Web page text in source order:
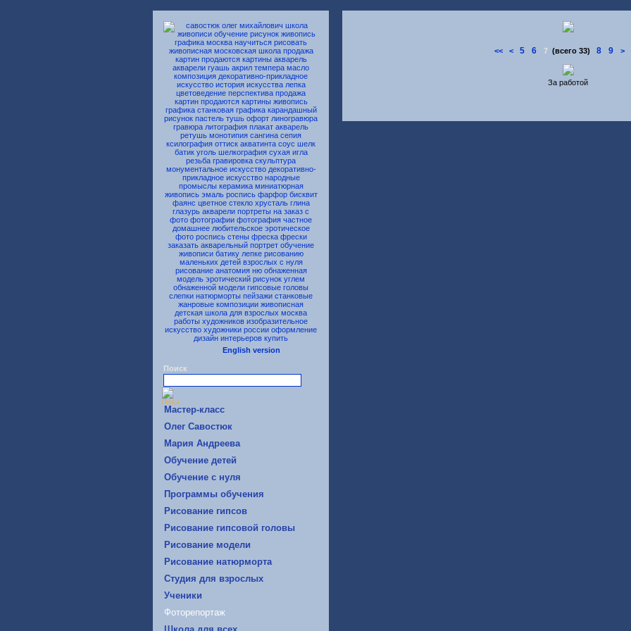
English version
Поиск
Mастер-класс
Oлег Савостюк
Мария Андреева
Обучение детей
Обучение с нуля
Программы обучения
Рисование гипсов
Рисование гипсовой головы
Рисование модели
Рисование натюрморта
Студия для взрослых
Ученики
Фоторепортаж
<< < 5 6 7 (всего 33) 8 9 >
За работой